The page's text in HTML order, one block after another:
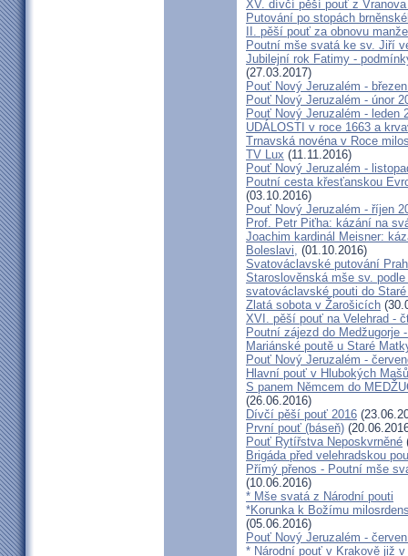
XV. dívčí pěší pouť z
Putování po stopách
II. pěší pouť za obnovu
Poutní mše svatá ke sv. Jiří
Jubilejní rok Fatimy -
(27.03.2017)
Pouť Nový Jeruzalém -
Pouť Nový Jeruzalém - únor
Pouť Nový Jeruzalém - leden
UDÁLOSTI v roce 1663 a
Trnavská novéna v Roce
TV Lux (11.11.2016)
Pouť Nový Jeruzalém -
Poutní cesta křesťanskou
(03.10.2016)
Pouť Nový Jeruzalém - říjen
Prof. Petr Piťha: kázání na
Joachim kardinál Meisner:
Boleslavi, (01.10.2016)
Svatováclavské putování
Staroslověnská mše sv.
svatováclavské pouti do
Zlatá sobota v Žarošicích
XVI. pěší pouť na Velehrad -
Poutní zájezd do Medžugorje
Mariánské poutě u Staré
Pouť Nový Jeruzalém -
Hlavní pouť v Hlubokých
S panem Němcem do
(26.06.2016)
Dívčí pěší pouť 2016
První pouť (báseň)
Pouť Rytířstva Neposkvrněné
Brigáda před velehradskou
Přímý přenos - Poutní mše
(10.06.2016)
* Mše svatá z Národní pouti
*Korunka k Božímu
(05.06.2016)
Pouť Nový Jeruzalém -
* Národní pouť v Krakově již